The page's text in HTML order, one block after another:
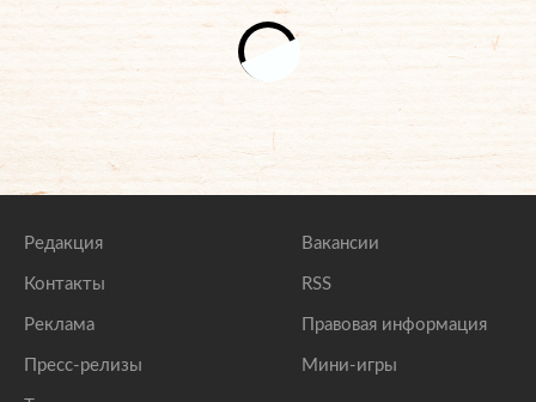
Редакция
Контакты
Реклама
Пресс-релизы
Вакансии
RSS
Правовая информация
Мини-игры